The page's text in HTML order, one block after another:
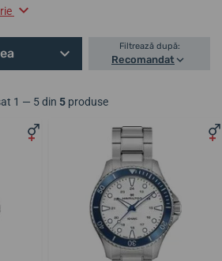
Filtrează după:
Recomandat
1 — 5 din 5 produse